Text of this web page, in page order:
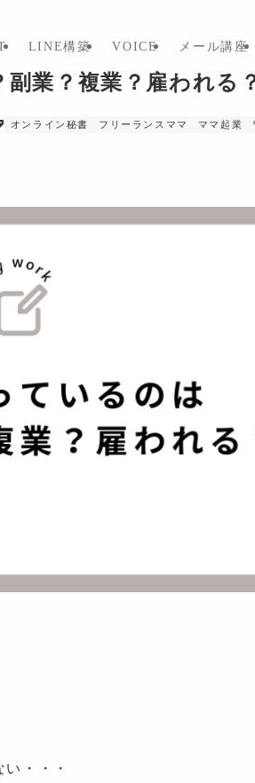
LINE構築 VOICE メール講座
業？複業？雇われる
オンライン秘書 フリーランスママ ママ起業
・・・